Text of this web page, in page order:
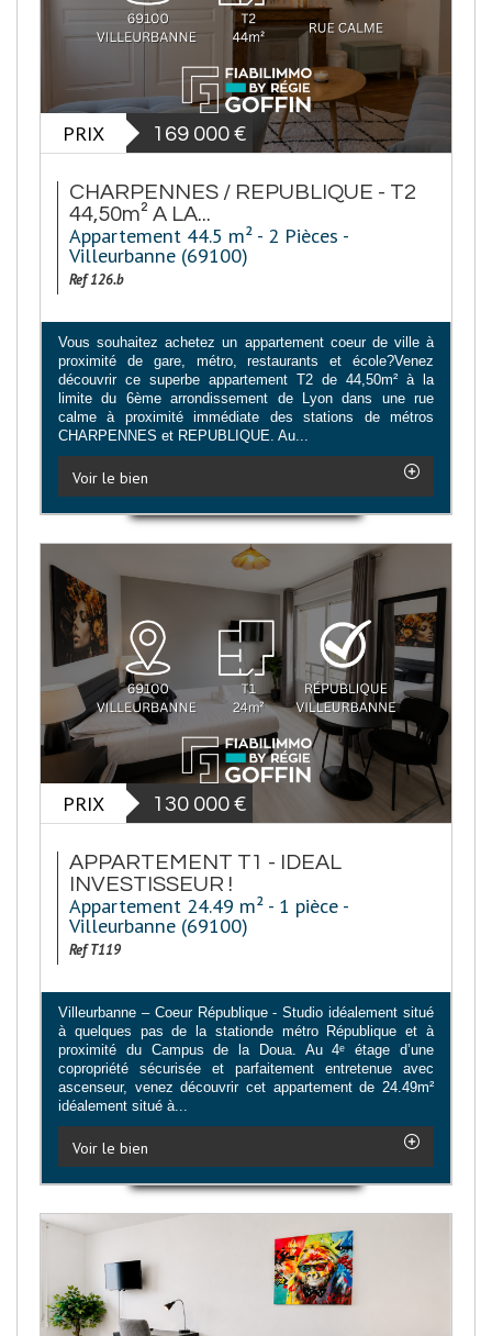
PRIX 169 000 €
CHARPENNES / REPUBLIQUE - T2
44,50m² A LA...
Appartement 44.5 m² - 2 Pièces -
Villeurbanne (69100)
Ref 126.b
Vous souhaitez achetez un appartement coeur de ville à
proximité de gare, métro, restaurants et école?Venez
découvrir ce superbe appartement T2 de 44,50m² à la
limite du 6ème arrondissement de Lyon dans une rue
calme à proximité immédiate des stations de métros
CHARPENNES et REPUBLIQUE. Au...
Voir le bien
PRIX 130 000 €
APPARTEMENT T1 - IDEAL
INVESTISSEUR !
Appartement 24.49 m² - 1 pièce -
Villeurbanne (69100)
Ref T119
Villeurbanne – Coeur République - Studio idéalement situé
à quelques pas de la stationde métro République et à
proximité du Campus de la Doua. Au 4ᵉ étage d’une
copropriété sécurisée et parfaitement entretenue avec
ascenseur, venez découvrir cet appartement de 24.49m²
idéalement situé à...
Voir le bien